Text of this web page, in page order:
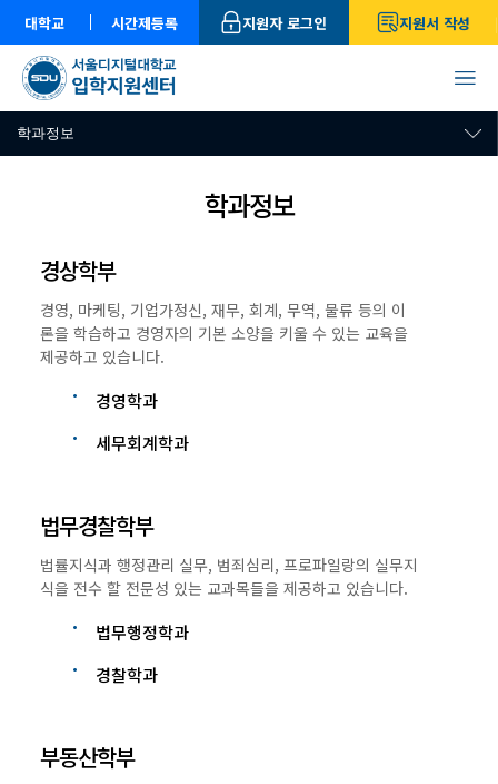
대학교 시간제등록 지원자 로그인 지원서 작성
학과정보
학과정보
경상학부
경영, 마케팅, 기업가정신, 재무, 회계, 무역, 물류 등의 이
론을 학습하고 경영자의 기본 소양을 키울 수 있는 교육을
제공하고 있습니다.
경영학과
세무회계학과
법무경찰학부
법률지식과 행정관리 실무, 범죄심리, 프로파일랑의 실무지
식을 전수 할 전문성 있는 교과목들을 제공하고 있습니다.
법무행정학과
경찰학과
부동산학부